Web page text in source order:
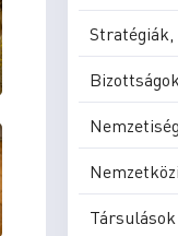
Bizottságok
Társulások